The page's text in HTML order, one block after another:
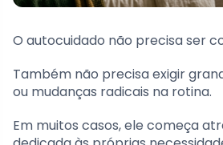
O autocuidado não precisa ser
Também não precisa exigir
ou mudanças radicais na rotina.
Em muitos casos, ele começa